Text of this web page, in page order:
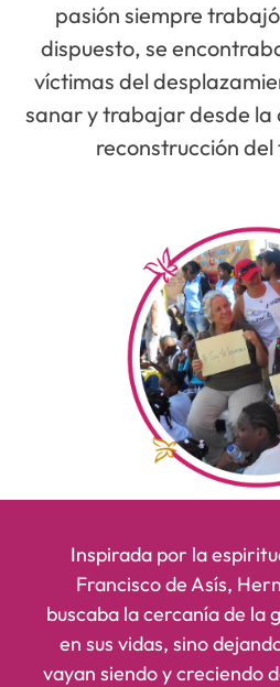
pasión siempre
dispuesto, se
víctimas del
sanar y trabajar desde la
reconstrucción del
Inspirada por la
Francisco de Asís,
buscaba la cercanía de la
en sus vidas, sino
vayan siendo y creciendo